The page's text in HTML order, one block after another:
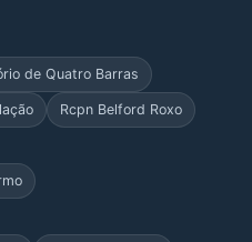
de Quatro Barras
Rcpn Belford Roxo